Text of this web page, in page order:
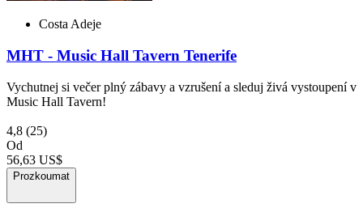
Costa Adeje
MHT - Music Hall Tavern Tenerife
Vychutnej si večer plný zábavy a vzrušení a sleduj živá vystoupení v
Music Hall Tavern!
4,8 (25)
Od
56,63 US$
Prozkoumat